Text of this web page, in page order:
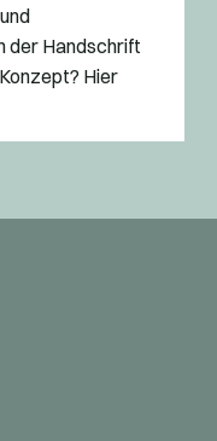
der Handschrift
Hier